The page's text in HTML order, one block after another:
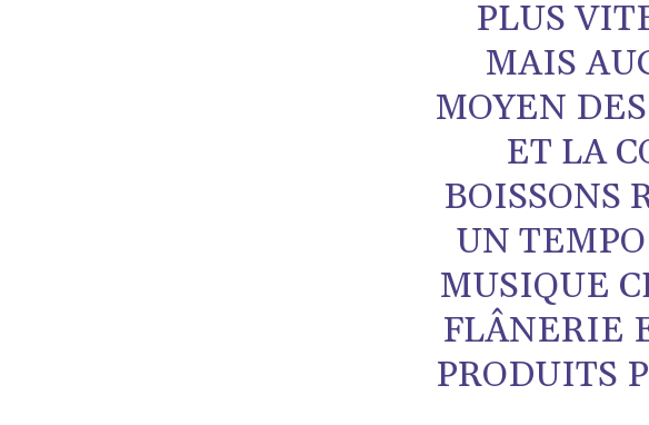
PLUS
MAIS
MOYEN
ET LA
BOISSONS
UN
MUSIQUE
FLÂNERIE
PRODUITS